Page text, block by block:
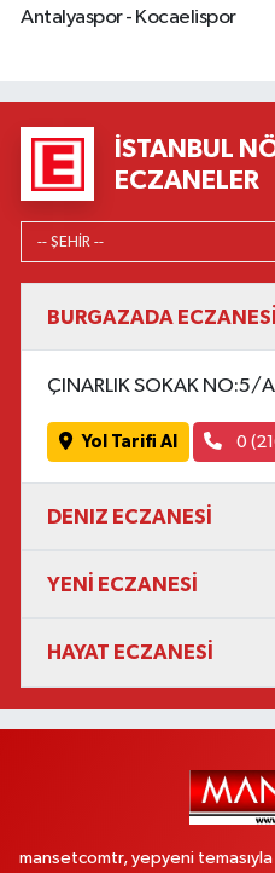
Antalyaspor - Kocaelispor
İSTANBUL
ECZANELER
BURGAZADA ECZANESİ
ÇINARLIK SOKAK NO:5/
Yol Tarifi Al 0
DENIZ ECZANESİ
YENİ ECZANESİ
HAYAT ECZANESİ
mansetcomtr, yepyeni